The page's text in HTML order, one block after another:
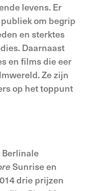
levens. Er
om begrip
en sterktes
Daarnaast
en films die eer
Ze zijn
op het toppunt
Berlinale
Sunrise en
drie prijzen